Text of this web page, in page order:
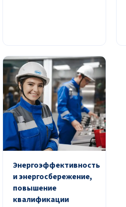
Энергоэффективность
и энергосбережение,
повышение
квалификации